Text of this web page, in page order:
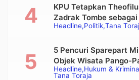
Headline Politik Tana
KPU Tetapkan
Zadrak Tombe
Bupati Tana Toraja
Headline Hukum &
Tana Toraja
5 Pencuri Sparepart
Objek Wisata Pango-
Polisi